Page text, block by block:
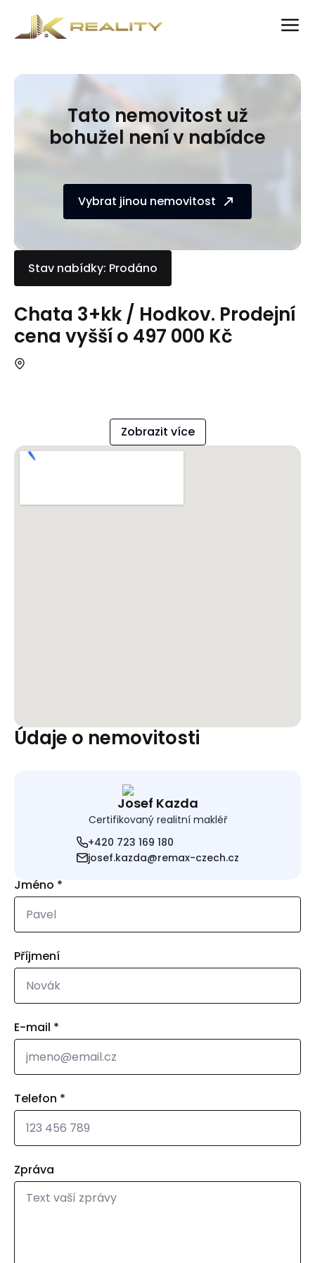
Tato nemovitost už
bohužel není v nabídce
Vybrat jinou nemovitost
Stav nabídky: Prodáno
Chata 3+kk / Hodkov. Prodejní
cena vyšší o 497 000 Kč
Zobrazit více
Údaje o nemovitosti
Josef Kazda
Certifikovaný realitní makléř
+420 723 169 180
josef.kazda@remax-czech.cz
Jméno *
Příjmení
E-mail *
Telefon *
Zpráva